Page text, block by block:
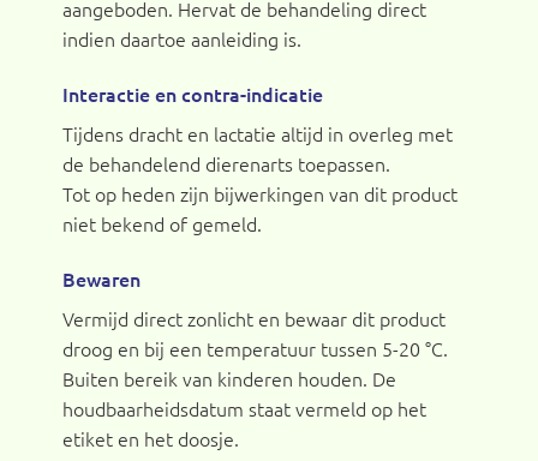
aangeboden. Hervat de behandeling direct
indien daartoe aanleiding is.
Interactie en contra-indicatie
Tijdens dracht en lactatie altijd in overleg met
de behandelend dierenarts toepassen.
Tot op heden zijn bijwerkingen van dit product
niet bekend of gemeld.
Bewaren
Vermijd direct zonlicht en bewaar dit product
droog en bij een temperatuur tussen 5-20 °C.
Buiten bereik van kinderen houden. De
houdbaarheidsdatum staat vermeld op het
etiket en het doosje.